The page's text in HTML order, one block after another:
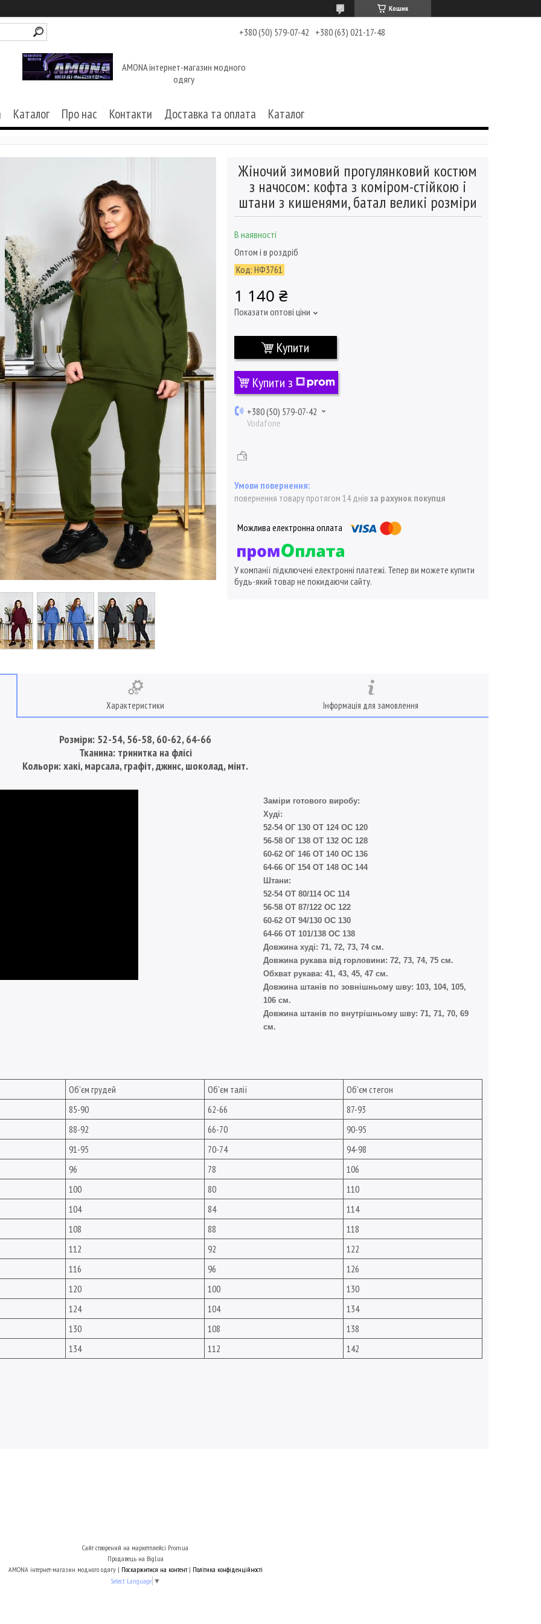
Кошик
+380 (50) 579-07-42 +380 (63) 021-17-48
AMONA інтернет-магазин модного
одягу
Каталог Про нас Контакти Доставка та оплата Каталог
Жіночий зимовий прогулянковий костюм
з начосом: кофта з коміром-стійкою і
штани з кишенями, батал великі розміри
В наявності
Оптом і в роздріб
Код: НФ3761
1 140 ₴
Показати оптові ціни
Купити
Купити з
+380 (50) 579-07-42
Vodafone
повернення товару протягом 14 днів за рахунок покупця
У компанії підключені електронні платежі. Тепер ви можете купити
будь-який товар не покидаючи сайту.
Характеристики Інформація для замовлення
Розміри: 52-54, 56-58, 60-62, 64-66
Тканина: тринитка на флісі
Кольори: хакі, марсала, графіт, джинс, шоколад, мінт.
Заміри готового виробу:
Худі:
52-54 ОГ 130 ОТ 124 ОС 120
56-58 ОГ 138 ОТ 132 ОС 128
60-62 ОГ 146 ОТ 140 ОС 136
64-66 ОГ 154 ОТ 148 ОС 144
Штани:
52-54 ОТ 80/114 ОС 114
56-58 ОТ 87/122 ОС 122
60-62 ОТ 94/130 ОС 130
64-66 ОТ 101/138 ОС 138
Довжина худі: 71, 72, 73, 74 см.
Довжина рукава від горловини: 72, 73, 74, 75 см.
Обхват рукава: 41, 43, 45, 47 см.
Довжина штанів по зовнішньому шву: 103, 104, 105,
106 см.
Довжина штанів по внутрішньому шву: 71, 71, 70, 69
см.
Об'єм грудей Об'єм талії
Об'єм стегон
85-90
62-66
87-93
88-92
66-70
90-95
91-95
70-74
94-98
96
78
106
100
80
110
104
84
114
108
88
118
112
92
122
116
96
126
120
100
130
124
104
134
130
108
138
134
112 142
Сайт створений на маркетплейсі Prom.ua
Продавець на Bigl.ua
AMONA інтернет-магазин модного одягу | Поскаржитися на контент | Політика конфіденційності
Select Language ▼